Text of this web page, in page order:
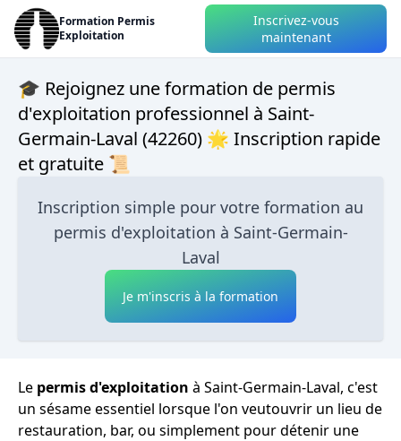
Formation Permis
Exploitation
Inscrivez-vous
maintenant
🎓 Rejoignez une formation de permis
d'exploitation professionnel à Saint-
Germain-Laval (42260) 🌟 Inscription rapide
et gratuite 📜
Inscription simple pour votre formation au
permis d'exploitation à Saint-Germain-
Laval
Je m'inscris à la formation
Le permis d'exploitation à Saint-Germain-Laval, c'est
un sésame essentiel lorsque l'on veutouvrir un lieu de
restauration, bar, ou simplement pour détenir une